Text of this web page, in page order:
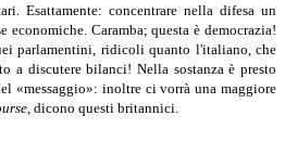
Esattamente: concentrare nella difesa un
Caramba; questa è democrazia!
parlamentini, ridicoli quanto l'italiano, che
a discutere bilanci! Nella sostanza è presto
«messaggio»: inoltre ci vorrà una maggiore
, dicono questi britannici.